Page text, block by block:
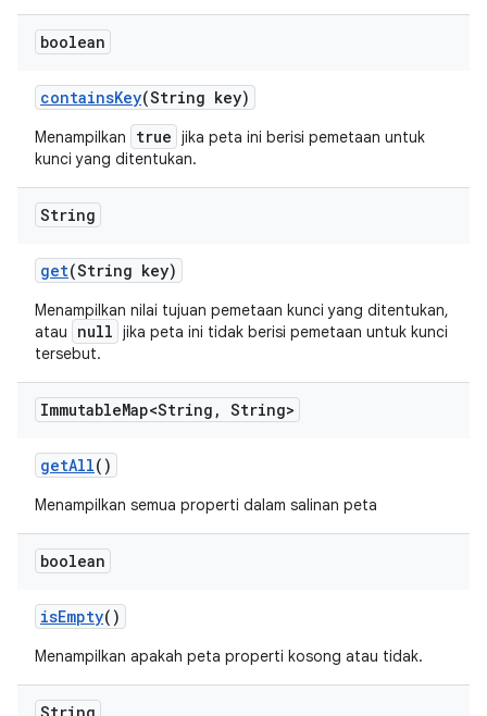
boolean
containsKey(String key)
Menampilkan true jika peta ini berisi pemetaan untuk
kunci yang ditentukan.
String
get(String key)
Menampilkan nilai tujuan pemetaan kunci yang ditentukan,
atau
null jika peta ini tidak berisi pemetaan untuk kunci
tersebut.
ImmutableMap<String , String>
getAll()
Menampilkan semua properti dalam salinan peta
boolean
isEmpty()
Menampilkan apakah peta properti kosong atau tidak.